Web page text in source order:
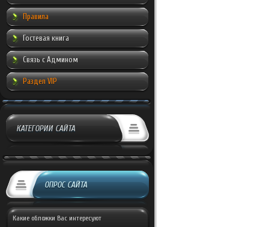
Правила
Гостевая книга
Связь с Админом
Раздел VIP
КАТЕГОРИИ САЙТА
ОПРОС САЙТА
Какие обложки Вас интересуют